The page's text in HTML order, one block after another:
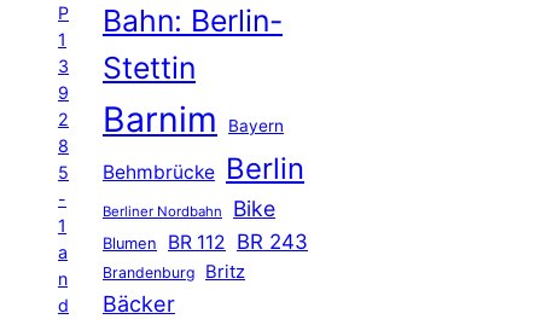
P
1
3
9
2
8
5
-
1
a
n
d
Bahn: Berlin-
Stettin
Barnim Bayern
Behmbrücke Berlin
Berliner Nordbahn Bike
Blumen BR 112 BR 243
Brandenburg Britz
Bäcker